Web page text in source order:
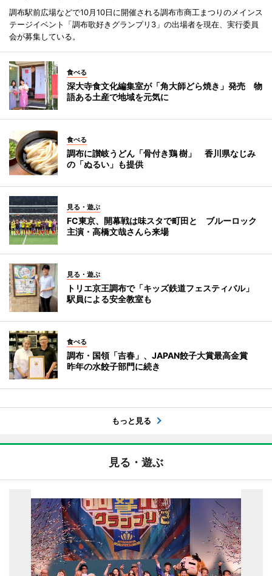
調布駅前広場などで10月10日に開催される調布市商工まつりのメインス
テージイベント「調布歌好きグランプリ3」の出場者を現在、実行委員
会が募集している。
食べる
深大寺食文化編集室が「角大師どら焼き」発売 物
語ある土産で地域を元気に
食べる
調布に讃岐うどん「骨付き鶏 樹」 香川県なじみ
の「ぬるい」も提供
見る・遊ぶ
FC東京、開幕戦は味スタで町田と ブルーロック
主演・高橋文哉さんら来場
見る・遊ぶ
トリエ京王調布で「キッズ鉄道フェスティバル」
駅員による安全教室も
食べる
調布・国領「吉春」、JAPAN餃子大賞最高金賞
昨年の水餃子部門に続き
もっと見る
見る・遊ぶ